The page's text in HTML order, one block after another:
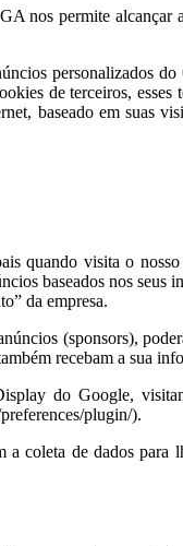
permite alcançar
personalizados
de terceiros,
baseado em suas
quando visita o
baseados nos seus
da empresa.
(sponsors),
recebam a sua
do Google,
plugin/).
coleta de dados